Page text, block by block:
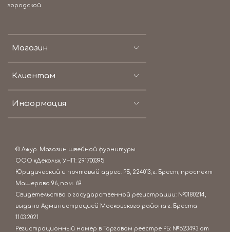
Магазин
Клиентам
Информация
городской
© Ажур. Магазин швейной фурнитуры
ООО «Деколь», УНП: 291700395
Юридический и почтовый адрес: РБ, 224013, г. Брест, проспект
Машерова 96, пом. 69
Свидетельство о государственной регистрации: №0180214,
выдано Администрацией Московского района г. Бреста
11.03.2021
Регистрационный номер в Торговом реестре РБ: №523493 от